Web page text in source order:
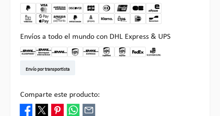
Envíos a todo el mundo con DHL Express & UPS
Envío por transportista
Comparte este producto: